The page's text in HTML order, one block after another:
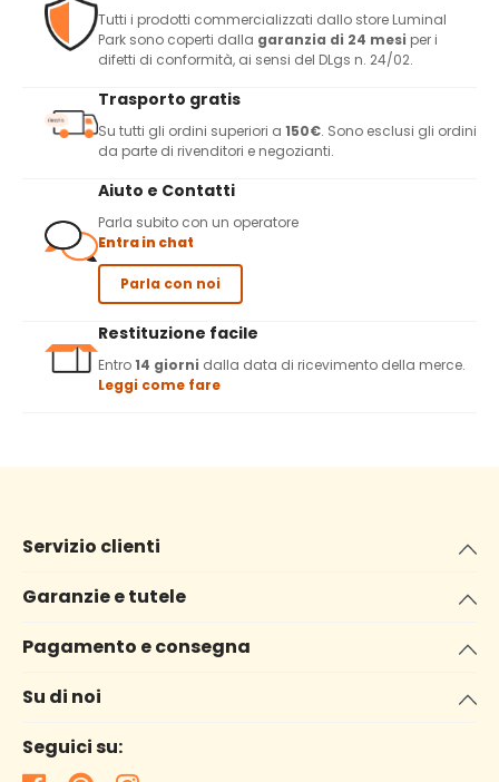
Tutti i prodotti commercializzati dallo store Luminal
Park sono coperti dalla garanzia di 24 mesi per i
difetti di conformità, ai sensi del DLgs n. 24/02.
Trasporto gratis
Su tutti gli ordini superiori a 150€. Sono esclusi gli ordini
da parte di rivenditori e negozianti.
Aiuto e Contatti
Parla subito con un operatore
Entra in chat
Parla con noi
Restituzione facile
Entro14 giorni dalla data di ricevimento della merce.
Leggi come fare
Servizio clienti
Garanzie e tutele
Pagamento e consegna
Su di noi
Seguici su: